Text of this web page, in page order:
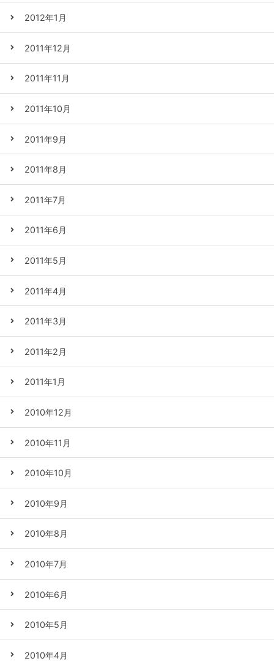
2012年1月
2011年12月
2011年11月
2011年10月
2011年9月
2011年8月
2011年7月
2011年6月
2011年5月
2011年4月
2011年3月
2011年2月
2011年1月
2010年12月
2010年11月
2010年10月
2010年9月
2010年8月
2010年7月
2010年6月
2010年5月
2010年4月